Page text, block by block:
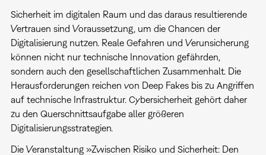
Sicherheit im digitalen Raum und das daraus resultierende
Vertrauen sind Voraussetzung, um die Chancen der
Digitalisierung nutzen. Reale Gefahren und Verunsicherung
können nicht nur technische Innovation gefährden,
sondern auch den gesellschaftlichen Zusammenhalt. Die
Herausforderungen reichen von Deep Fakes bis zu Angriffen
auf technische Infrastruktur. Cybersicherheit gehört daher
zu den Querschnittsaufgabe aller größeren
Digitalisierungsstrategien.
Die Veranstaltung »Zwischen Risiko und Sicherheit: Den